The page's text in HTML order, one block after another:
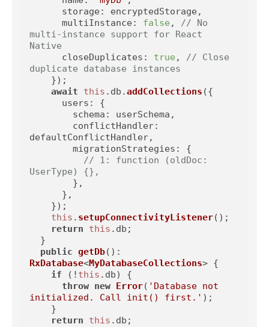
storage : encryptedStorage,
multiInstance : false , // No
multi-instance support for React
Native
closeDuplicates : true , // Close
duplicate database instances
await
this . db .addCollections ({
users : {
schema : userSchema,
conflictHandler:
defaultConflictHandler,
migrationStrategies : {
// 1: function (oldDoc:
UserType) {},
this . setupConnectivityListener();
return
this . db ;
public getDb
RxDatabase<MyDatabaseCollections> {
if (! this . db) {
throw new Error( 'Database not
initialized. Call init() first.' );
return
this . db ;